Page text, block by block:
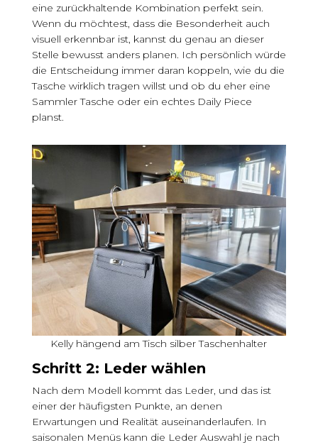
eine zurückhaltende Kombination perfekt sein.
Wenn du möchtest, dass die Besonderheit auch
visuell erkennbar ist, kannst du genau an dieser
Stelle bewusst anders planen. Ich persönlich würde
die Entscheidung immer daran koppeln, wie du die
Tasche wirklich tragen willst und ob du eher eine
Sammler Tasche oder ein echtes Daily Piece
planst.
Kelly hängend am Tisch silber Taschenhalter
Schritt 2: Leder wählen
Nach dem Modell kommt das Leder, und das ist
einer der häufigsten Punkte, an denen
Erwartungen und Realität auseinanderlaufen. In
saisonalen Menüs kann die Leder Auswahl je nach